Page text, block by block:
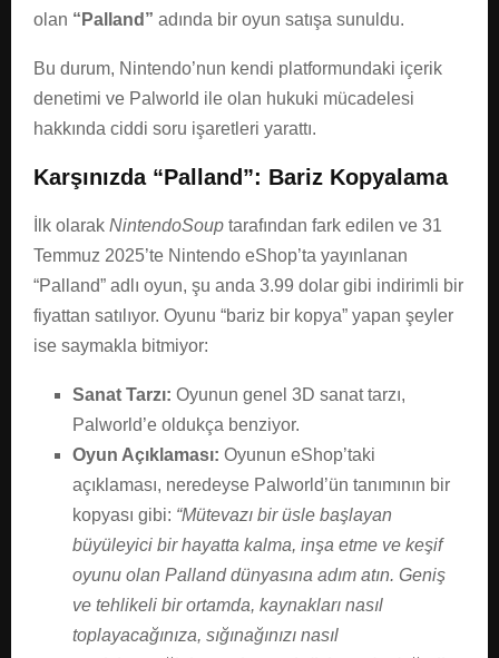
olan “Palland” adında bir oyun satışa sunuldu.
Bu durum, Nintendo’nun kendi platformundaki içerik
denetimi ve Palworld ile olan hukuki mücadelesi
hakkında ciddi soru işaretleri yarattı.
Karşınızda “Palland”: Bariz Kopyalama
İlk olarak NintendoSoup tarafından fark edilen ve 31
Temmuz 2025’te Nintendo eShop’ta yayınlanan
“Palland” adlı oyun, şu anda 3.99 dolar gibi indirimli bir
fiyattan satılıyor. Oyunu “bariz bir kopya” yapan şeyler
ise saymakla bitmiyor:
Sanat Tarzı: Oyunun genel 3D sanat tarzı,
Palworld’e oldukça benziyor.
Oyun Açıklaması: Oyunun eShop’taki
açıklaması, neredeyse Palworld’ün tanımının bir
kopyası gibi: “Mütevazı bir üsle başlayan
büyüleyici bir hayatta kalma, inşa etme ve keşif
oyunu olan Palland dünyasına adım atın. Geniş
ve tehlikeli bir ortamda, kaynakları nasıl
toplayacağınıza, sığınağınızı nasıl